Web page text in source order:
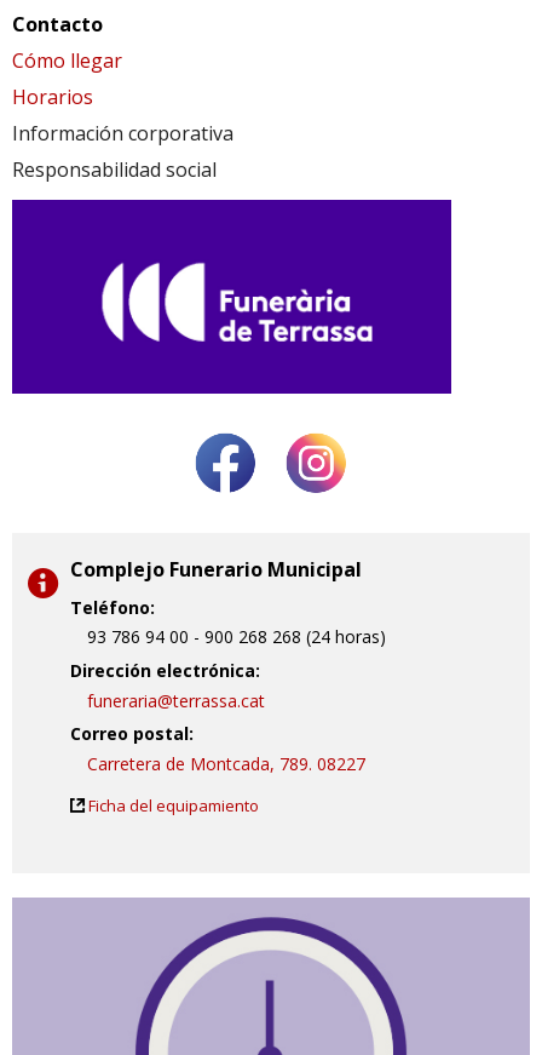
Contacto
Cómo llegar
Horarios
Información corporativa
Responsabilidad social
Complejo Funerario Municipal
Teléfono:
93 786 94 00 - 900 268 268 (24 horas)
Dirección electrónica:
funeraria@terrassa.cat
Correo postal:
Carretera de Montcada, 789. 08227
Ficha del equipamiento